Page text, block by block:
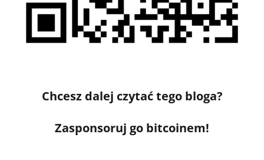
Chcesz dalej czytać tego bloga?
Zasponsoruj go bitcoinem!